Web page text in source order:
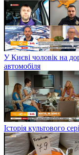
У Києві чоловік на
автомобіля
Історія культового